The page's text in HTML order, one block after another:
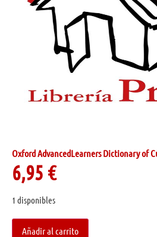
Oxford AdvancedLearners Dictionary of
6,95 €
1 disponibles
Añadir al carrito